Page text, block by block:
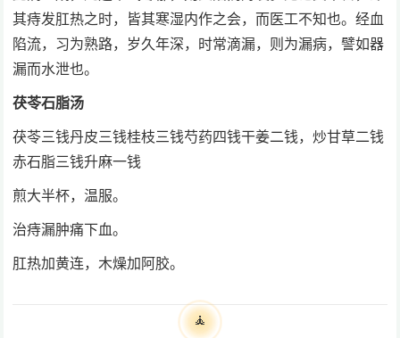
其痔发肛热之时，皆其寒湿内作之会，而医工不知也。经血
陷流，习为熟路，岁久年深，时常滴漏，则为漏病，譬如器
漏而水泄也。
茯苓石脂汤
茯苓三钱丹皮三钱桂枝三钱芍药四钱干姜二钱，炒甘草二钱
赤石脂三钱升麻一钱
煎大半杯，温服。
治痔漏肿痛下血。
肛热加黄连，木燥加阿胶。
🧘